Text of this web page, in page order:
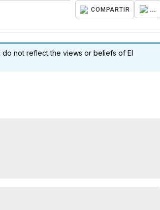
COMPARTIR ...
not reflect the views or beliefs of El